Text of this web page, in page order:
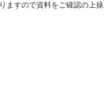
ますので資料をご確認の上操